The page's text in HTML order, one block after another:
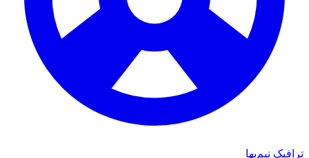
ترافیک نیم‌بها